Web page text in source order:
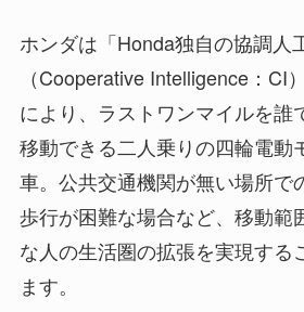
ホンダは「Honda独自の協調人
（Cooperative Intelligence：CI
により、ラストワンマイルを誰
移動できる二人乗りの四輪電動
車。公共交通機関が無い場所で
歩行が困難な場合など、移動範
な人の生活圏の拡張を実現する
ます。